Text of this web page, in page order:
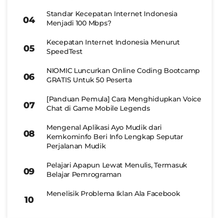
Standar Kecepatan Internet Indonesia
Menjadi 100 Mbps?
Kecepatan Internet Indonesia Menurut
SpeedTest
NIOMIC Luncurkan Online Coding Bootcamp
GRATIS Untuk 50 Peserta
[Panduan Pemula] Cara Menghidupkan Voice
Chat di Game Mobile Legends
Mengenal Aplikasi Ayo Mudik dari
Kemkominfo Beri Info Lengkap Seputar
Perjalanan Mudik
Pelajari Apapun Lewat Menulis, Termasuk
Belajar Pemrograman
Menelisik Problema Iklan Ala Facebook